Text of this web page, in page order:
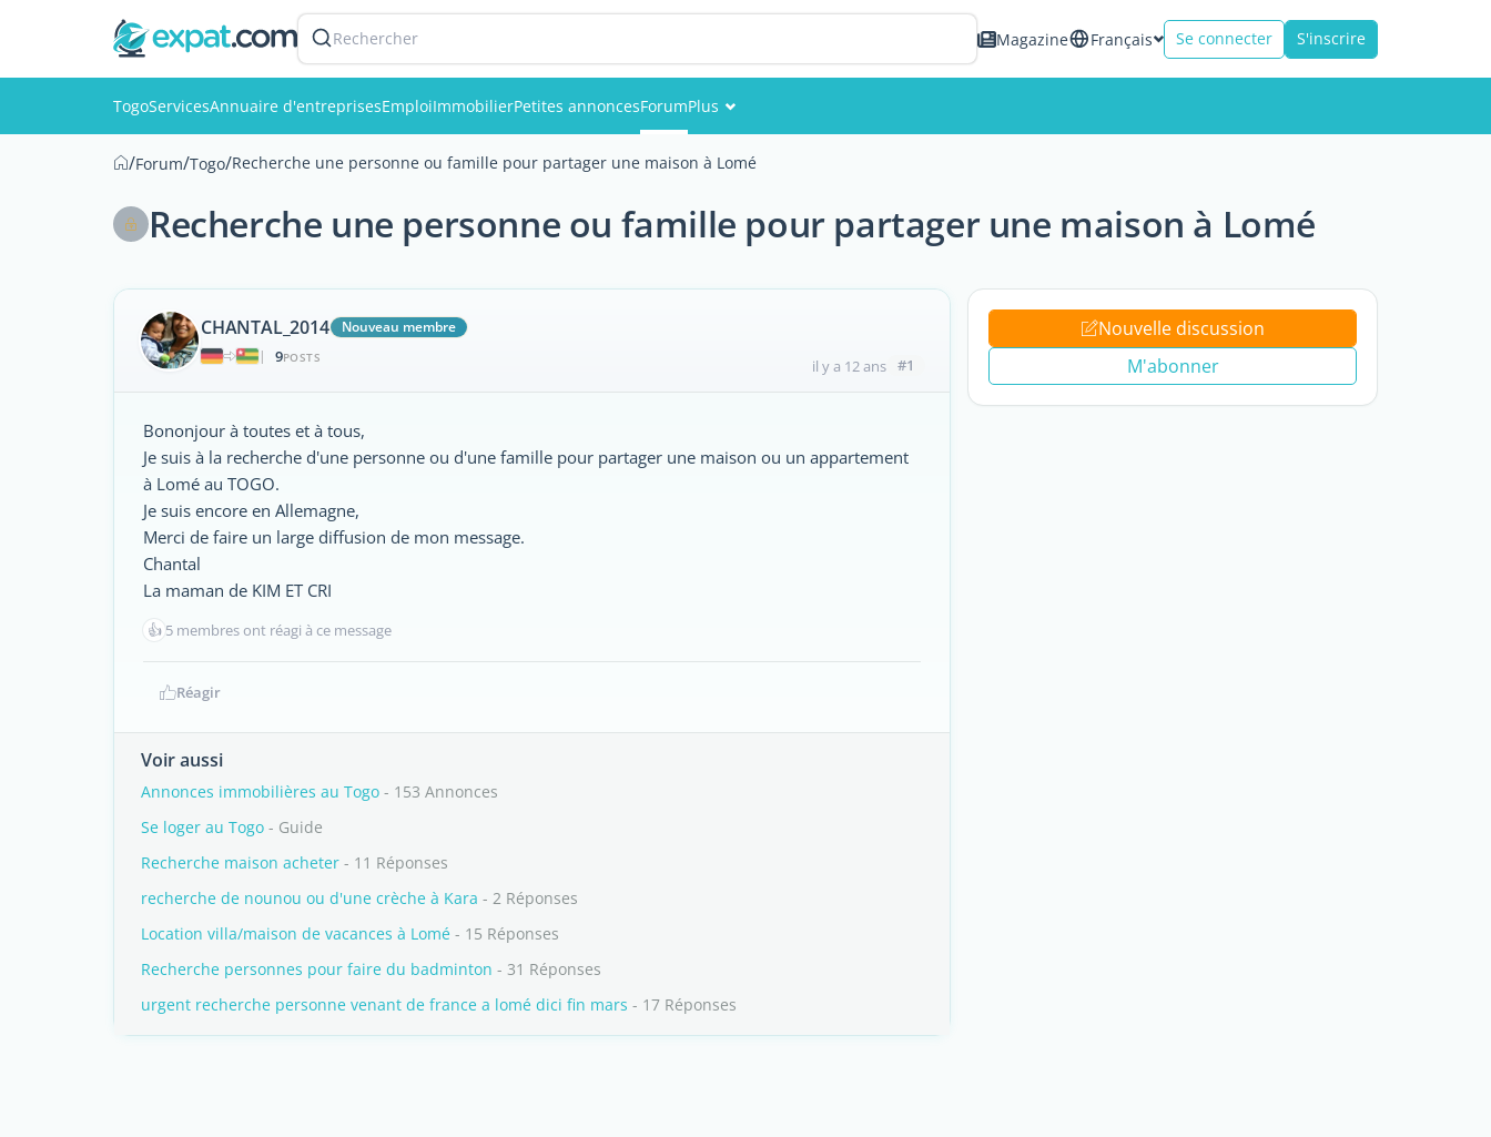
Rechercher Magazine Français Se connecter S'inscrire
TogoServicesAnnuaire d'entreprisesEmploiImmobilierPetites annoncesForumPlus
Événements
Membres
/Forum/Togo/Recherche une personne ou famille pour partager une maison à Lomé
Recherche une personne ou famille pour partager une maison à Lomé
CHANTAL_2014
Nouveau membre
|
9POSTS il y a 12 ans #1
Bononjour à toutes et à tous,
Je suis à la recherche d'une personne ou d'une famille pour partager une maison ou un appartement
à Lomé au TOGO.
Je suis encore en Allemagne,
Merci de faire un large diffusion de mon message.
Chantal
La maman de KIM ET CRI
👍 5 membres ont réagi à ce message
Réagir
Voir aussi
Annonces immobilières au Togo - 153 Annonces
Se loger au Togo - Guide
Recherche maison acheter - 11 Réponses
recherche de nounou ou d'une crèche à Kara - 2 Réponses
Location villa/maison de vacances à Lomé - 15 Réponses
Recherche personnes pour faire du badminton - 31 Réponses
urgent recherche personne venant de france a lomé dici fin mars - 17 Réponses
Nouvelle discussion
M'abonner